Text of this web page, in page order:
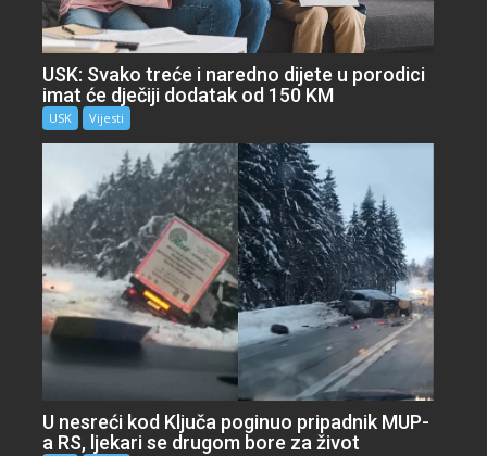
USK: Svako treće i naredno dijete u porodici
imat će dječiji dodatak od 150 KM
USK Vijesti
U nesreći kod Ključa poginuo pripadnik MUP-
a RS, ljekari se drugom bore za život